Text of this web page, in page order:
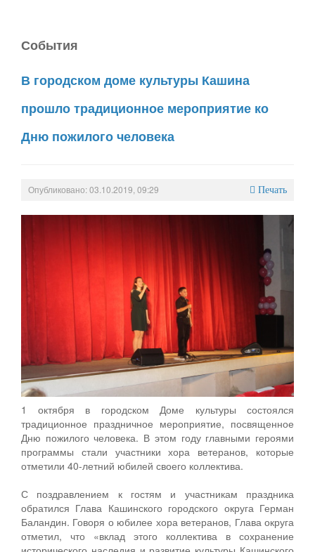
События
В городском доме культуры Кашина
прошло традиционное мероприятие ко
Дню пожилого человека
Опубликовано: 03.10.2019, 09:29 Печать
1 октября в городском Доме культуры состоялся
традиционное праздничное мероприятие, посвященное
Дню пожилого человека. В этом году главными героями
программы стали участники хора ветеранов, которые
отметили 40-летний юбилей своего коллектива.
С поздравлением к гостям и участникам праздника
обратился Глава Кашинского городского округа Герман
Баландин. Говоря о юбилее хора ветеранов, Глава округа
отметил, что «вклад этого коллектива в сохранение